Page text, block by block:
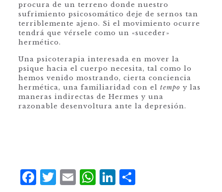
procura de un terreno donde nuestro
sufrimiento psicosomático deje de sernos tan
terriblemente ajeno. Si el movimiento ocurre
tendrá que vérsele como un «suceder»
hermético.
Una psicoterapia interesada en mover la
psique hacia el cuerpo necesita, tal como lo
hemos venido mostrando, cierta conciencia
hermética, una familiaridad con el tempo y las
maneras indirectas de Hermes y una
razonable desenvoltura ante la depresión.
Facebook
Twitter
Email
WhatsApp
LinkedIn